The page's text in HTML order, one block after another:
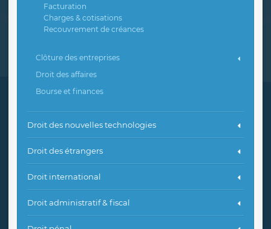
Facturation
Charges & cotisations
Recouvrement de créances
Clôture des entreprises
Droit des affaires
Bourse et finances
Droit des nouvelles technologies
Droit des étrangers
Droit international
Droit administratif & fiscal